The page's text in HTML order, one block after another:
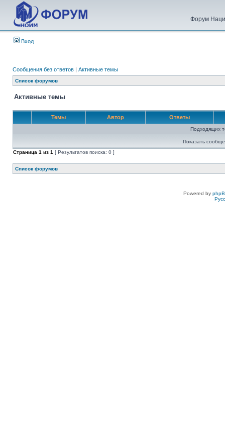
Форум
Вход
Сообщения без ответов | Активные темы
Список форумов
Активные темы
Темы Автор Ответы
Подходящих
Показать
Страница 1 из 1 [ Результатов поиска: 0 ]
Список форумов
Powered by